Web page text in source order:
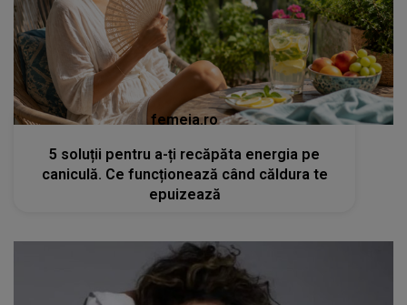
femeia.ro
5 soluții pentru a-ți recăpăta energia pe
caniculă. Ce funcționează când căldura te
epuizează